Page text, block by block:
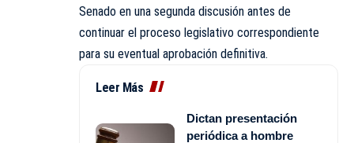
Senado en una segunda discusión antes de
continuar el proceso legislativo correspondiente
para su eventual aprobación definitiva.
Leer Más
Dictan presentación
periódica a hombre